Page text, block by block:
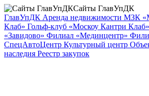
Сайты ГлавУпДК
ГлавУпДК Аренда недвижимости МЗК
Клаб» Гольф-клуб «Москоу Кантри Клаб»
«Завидово» Филиал «Мединцентр»
СпецАвтоЦентр Культурный центр
наследия Реестр закупок